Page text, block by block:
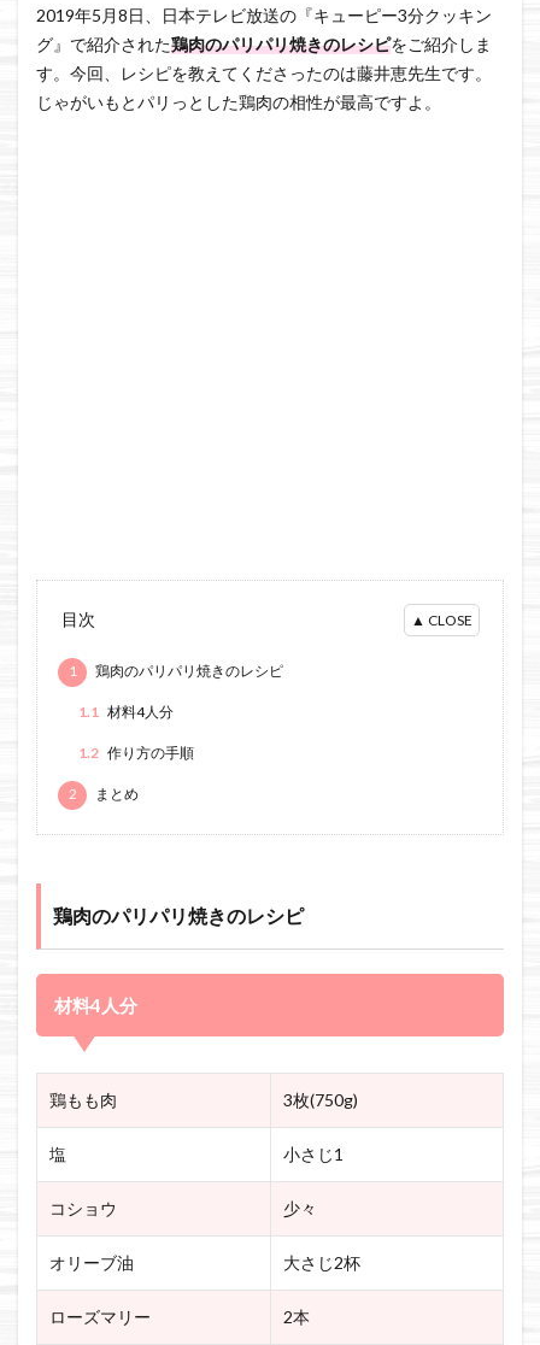
2019年5月8日、日本テレビ放送の『キューピー3分クッキン
グ』で紹介された鶏肉のパリパリ焼きのレシピをご紹介しま
す。今回、レシピを教えてくださったのは藤井恵先生です。
じゃがいもとパリっとした鶏肉の相性が最高ですよ。
目次
1 鶏肉のパリパリ焼きのレシピ
1.1 材料4人分
1.2 作り方の手順
2 まとめ
鶏肉のパリパリ焼きのレシピ
材料4人分
鶏もも肉 3枚(750g)
塩 小さじ1
コショウ 少々
オリーブ油 大さじ2杯
ローズマリー 2本